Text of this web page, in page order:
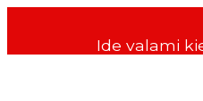
Ide valami